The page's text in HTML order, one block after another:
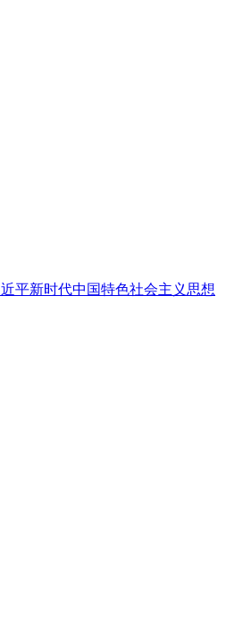
平新时代中国特色社会主义思想